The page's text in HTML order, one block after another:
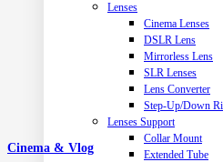
Lenses
Cinema Lenses
DSLR Lens
Mirrorless Lens
SLR Lenses
Lens Converter
Step-Up/Down
Lenses Support
Collar Mount
Extended Tube
Cinema & Vlog